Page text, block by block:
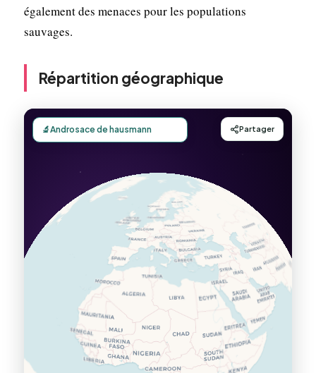
également des menaces pour les populations
sauvages.
Répartition géographique